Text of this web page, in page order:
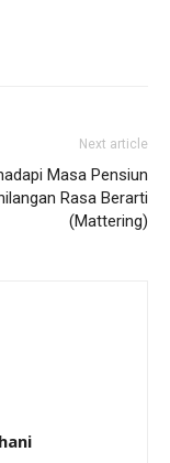
Next article
Masa Pensiun
Rasa Berarti
(Mattering)